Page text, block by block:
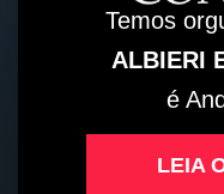
Temos
ALBIERI
é
LEIA